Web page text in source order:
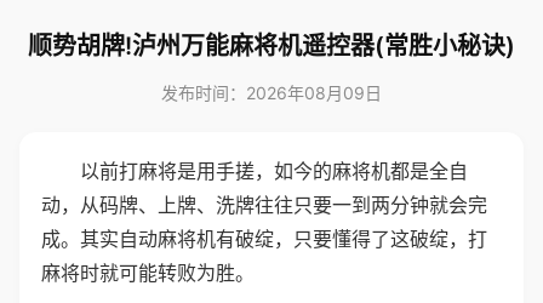
顺势胡牌!泸州万能麻将机遥控器(常胜小秘诀)
发布时间：2026年08月09日
以前打麻将是用手搓，如今的麻将机都是全自
动，从码牌、上牌、洗牌往往只要一到两分钟就会完
成。其实自动麻将机有破绽，只要懂得了这破绽，打
麻将时就可能转败为胜。